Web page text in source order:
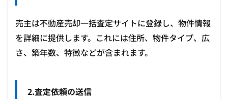
売主は不動産売却一括査定サイトに登録し、物件情報
を詳細に提供します。これには住所、物件タイプ、広
さ、築年数、特徴などが含まれます。
2.査定依頼の送信